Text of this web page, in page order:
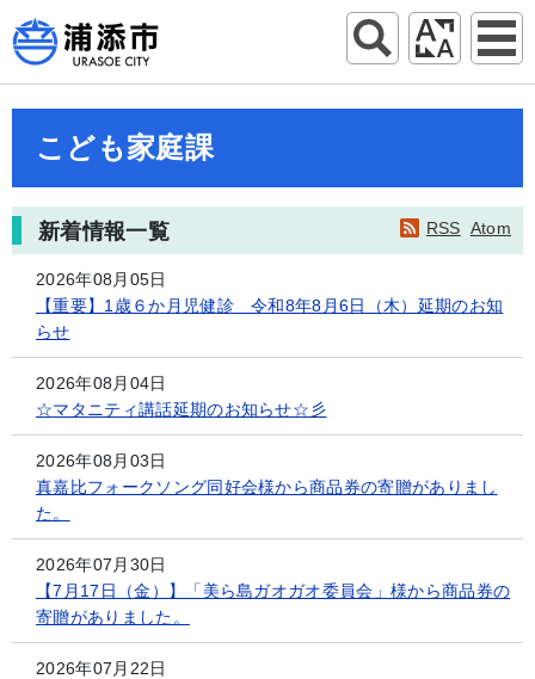
こども家庭課
RSS Atom
新着情報一覧
2026年08月05日
【重要】1歳６か月児健診 令和8年8月6日（木）延期のお知
らせ
2026年08月04日
☆マタニティ講話延期のお知らせ☆彡
2026年08月03日
真嘉比フォークソング同好会様から商品券の寄贈がありまし
た。
2026年07月30日
【7月17日（金）】「美ら島ガオガオ委員会」様から商品券の
寄贈がありました。
2026年07月22日